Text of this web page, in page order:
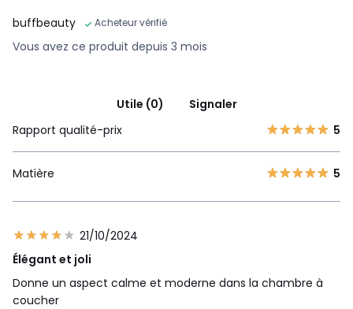
buffbeauty
Acheteur vérifié
Vous avez ce produit depuis 3 mois
Utile (0)
Signaler
Rapport qualité-prix
5
Matière 5
21/10/2024
Élégant et joli
Donne un aspect calme et moderne dans la chambre à
coucher